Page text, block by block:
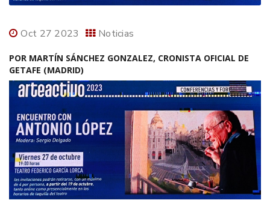
Oct 27 2023 Noticias
POR MARTÍN SÁNCHEZ GONZALEZ, CRONISTA OFICIAL DE
GETAFE (MADRID)